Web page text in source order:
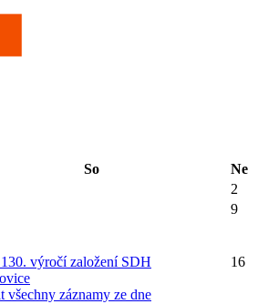
So
Ne
2
9
výročí založení SDH
všechny záznamy ze dne
16